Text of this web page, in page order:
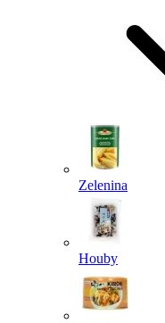
Zelenina
Houby